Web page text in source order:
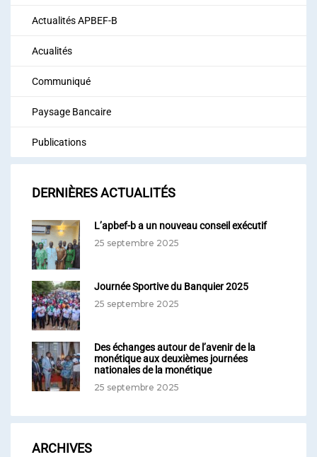
Actualités APBEF-B
Acualités
Communiqué
Paysage Bancaire
Publications
DERNIÈRES ACTUALITÉS
L’apbef-b a un nouveau conseil exécutif
25 septembre 2025
Journée Sportive du Banquier 2025
25 septembre 2025
Des échanges autour de l’avenir de la
monétique aux deuxièmes journées
nationales de la monétique
25 septembre 2025
ARCHIVES